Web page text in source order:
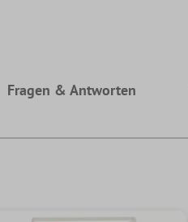
Fragen & Antworten